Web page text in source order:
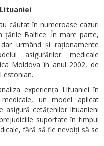
căutat în numeroase cazuri
țările Baltice. În mare parte,
urmând și raționamente
asigurărilor medicale
Moldova în anul 2002, de
estonian.
experiența Lituaniei în
un model aplicat
asigură cetățenilor lituanieni
suportate în timpul
fără să fie nevoiți să se